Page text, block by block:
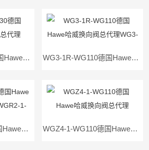
WGZ3-2-WG230德国Hawe哈威换向阀总代理WGZ3-2WG230现货 WG3-1R-WG110德国Hawe哈威换向阀总代理WG3-1RWG110现货
WGR2-1WG230德国Hawe哈威换向阀总代理WGR2-1-WG230现货 WGZ4-1-WG110德国Hawe哈威换向阀总代理WGZ4-1WG110现货